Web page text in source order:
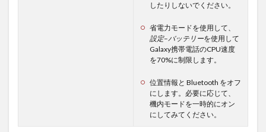
したりしないでください。
省電力モードを使用して、
設定–バッテリーを使用して
Galaxy携帯電話のCPU速度
を70%に制限します。
位置情報と Bluetooth をオフ
にします。必要に応じて、
機内モードを一時的にオン
にしてみてください。